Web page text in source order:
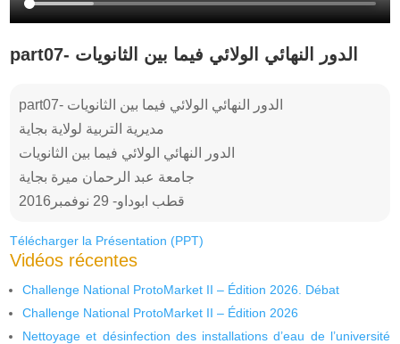
part07- الدور النهائي الولائي فيما بين الثانويات
part07- الدور النهائي الولائي فيما بين الثانويات
مديرية التربية لولاية بجاية
الدور النهائي الولائي فيما بين الثانويات
جامعة عبد الرحمان ميرة بجاية
قطب ابوداو- 29 نوفمبر2016
Télécharger la Présentation (PPT)
Vidéos récentes
Challenge National ProtoMarket II – Édition 2026. Débat
Challenge National ProtoMarket II – Édition 2026
Nettoyage et désinfection des installations d’eau de l’université